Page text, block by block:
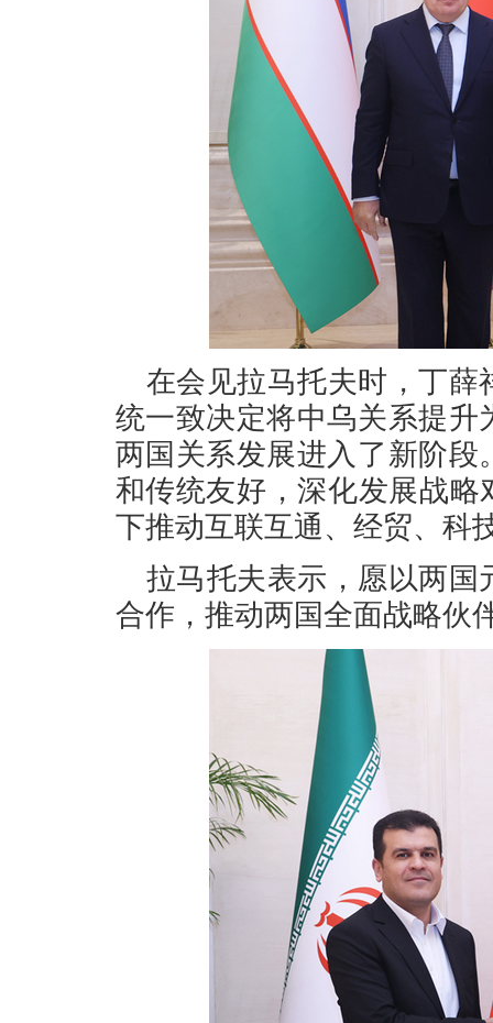
在会见拉马托夫时，丁
统一致决定将中乌关系提
两国关系发展进入了新阶
和传统友好，深化发展战略
下推动互联互通、经贸、科
拉马托夫表示，愿以两
合作，推动两国全面战略伙